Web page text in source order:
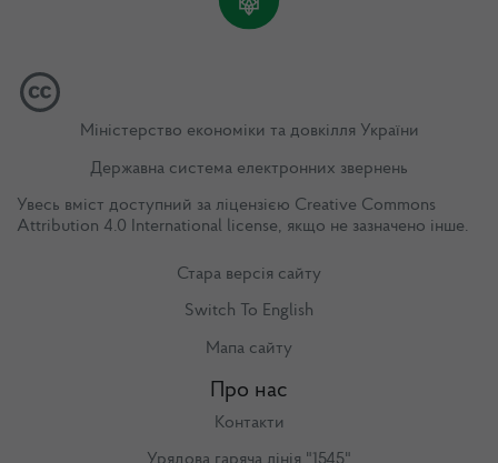
Міністерство економіки та довкілля України
Державна система електронних звернень
Увесь вміст доступний за ліцензією Creative Commons
Attribution 4.0 International license, якщо не зазначено інше.
Стара версія сайту
Switch To English
Мапа сайту
Про нас
Контакти